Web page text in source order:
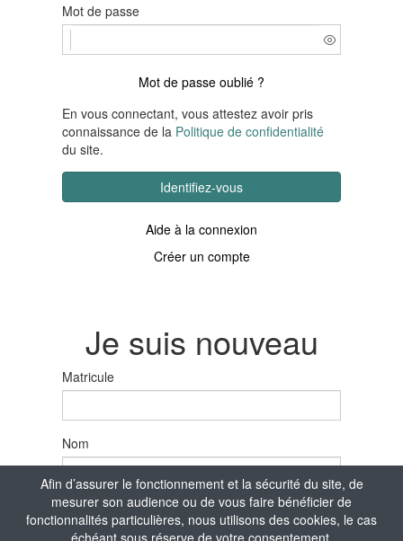
Afin d’assurer le fonctionnement et la sécurité du site, de
mesurer son audience ou de vous faire bénéficier de
fonctionnalités particulières, nous utilisons des cookies, le cas
échéant sous réserve de votre consentement.
Mot de passe
Mot de passe oublié ?
En vous connectant, vous attestez avoir pris
connaissance de la Politique de confidentialité
du site.
Identifiez-vous
Aide à la connexion
Créer un compte
Je suis nouveau
Matricule
Nom
Prénom